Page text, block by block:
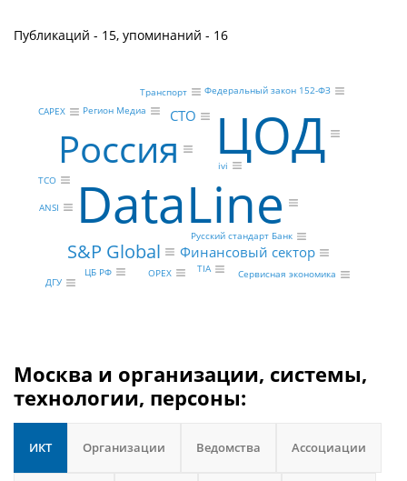
Публикаций - 15, упоминаний - 16
DataLine
ЦОД
Россия
S&P Global Финансовый сектор
CTO
ivi
Русский стандарт Банк
Регион Медиа
ЦБ РФ TIA Сервисная экономика
CAPEX
OPEX
TCO
Федеральный закон 152-ФЗ
Транспорт
ANSI
ДГУ
Москва и организации, системы,
технологии, персоны:
ИКТ Организации Ведомства Ассоциации